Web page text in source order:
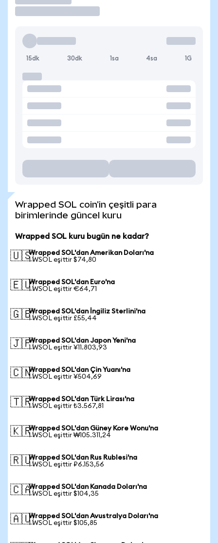
15dk 30dk 1sa 4sa 1G
Wrapped SOL coin'in çeşitli para
birimlerinde güncel kuru
Wrapped SOL kuru bugün ne kadar?
🇺🇸Wrapped SOL'dan Amerikan Doları'na
1 WSOL eşittir $74,80
🇪🇺Wrapped SOL'dan Euro'na
1 WSOL eşittir €64,71
🇬🇧Wrapped SOL'dan İngiliz Sterlini'na
1 WSOL eşittir £55,44
🇯🇵Wrapped SOL'dan Japon Yeni'na
1 WSOL eşittir ¥11.803,93
🇨🇳Wrapped SOL'dan Çin Yuanı'na
1 WSOL eşittir ¥504,69
🇹🇷Wrapped SOL'dan Türk Lirası'na
1 WSOL eşittir ₺3.567,81
🇰🇷Wrapped SOL'dan Güney Kore Wonu'na
1 WSOL eşittir ₩105.311,24
🇷🇺Wrapped SOL'dan Rus Rublesi'na
1 WSOL eşittir ₽6.153,56
🇨🇦Wrapped SOL'dan Kanada Doları'na
1 WSOL eşittir $104,35
🇦🇺Wrapped SOL'dan Avustralya Doları'na
1 WSOL eşittir $105,85